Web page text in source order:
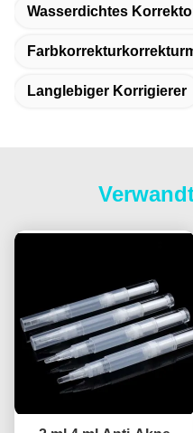
Wasserdichtes
Langlebiger Korrigierer